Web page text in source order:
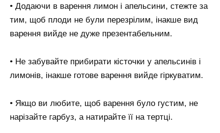
• Додаючи в варення лимон і апельсини, стежте за
тим, щоб плоди не були перезрілим, інакше вид
варення вийде не дуже презентабельним.
• Не забувайте прибирати кісточки у апельсинів і
лимонів, інакше готове варення вийде гіркуватим.
• Якщо ви любите, щоб варення було густим, не
нарізайте гарбуз, а натирайте її на тертці.